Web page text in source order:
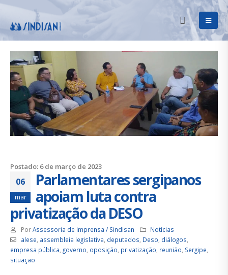
Postado: 6 de março de 2023
06
mar
Parlamentares sergipanos
apoiam luta contra
privatização da DESO
PorAssessoria de Imprensa / Sindisan
Notícias
alese assembleia legislativa deputados Deso diálogos
empresa pública governo oposição privatização reunião Sergipe
situação